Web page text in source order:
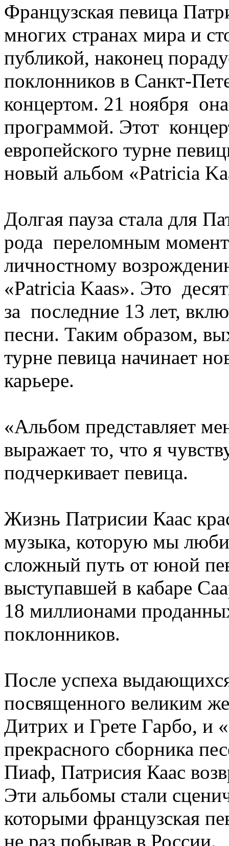
Французская певица
многих странах мира и
публикой, наконец
поклонников в Санкт-
концертом. 21 ноября
программой. Этот
европейского турне
новый альбом «Patricia
Долгая пауза стала для
рода переломным
личностному
«Patricia Kaas». Это
за последние 13 лет,
песни. Таким образом,
турне певица начинает
карьере.
«Альбом представляет
выражает то, что я
подчеркивает певица.
Жизнь Патрисии Каас
музыка, которую мы
сложный путь от юной
выступавшей в кабаре
18 миллионами
поклонников.
После успеха
посвященного великим
Дитрих и Грете Гарбо, и
прекрасного сборника
Пиаф, Патрисия Каас
Эти альбомы стали
которыми французская
не раз побывав в России.